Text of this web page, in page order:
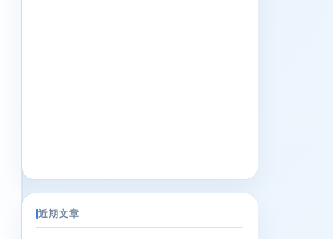
近期文章